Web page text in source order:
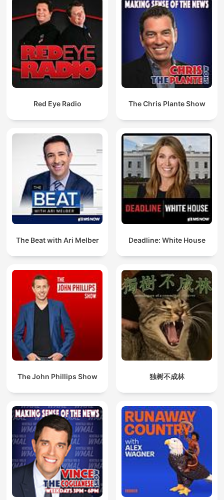
Red Eye Radio The Chris Plante Show
The Beat with Ari Melber Deadline: White House
The John Phillips Show 独树不成林